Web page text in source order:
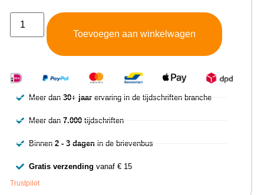
Toevoegen aan winkelwagen
Meer dan30+ jaar ervaring in de tijdschriften branche
Meer dan7.000 tijdschriften
Binnen2 - 3 dagen in de brievenbus
Gratis verzending vanaf € 15
Trustpilot